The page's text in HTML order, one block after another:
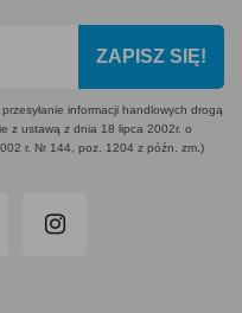
ZAPISZ SIĘ!
informacji handlowych drogą
z ustawą z dnia 18 lipca 2002r. o
r. Nr 144, poz. 1204 z późn. zm.)